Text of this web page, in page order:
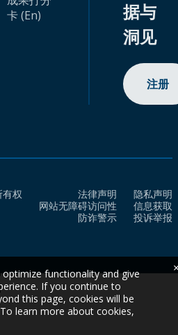
卡 (En)
据与
洞见
注册
权
法律声明
隐私声明
网站无障碍访问性
信息获取
防诈警示
投诉举报
functionality and give
If you continue to
this page, cookies will be
learn more about cookies,